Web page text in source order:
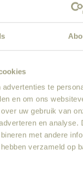
te
en om ons
uw gebruik van
en analyse.
met andere
verzameld op